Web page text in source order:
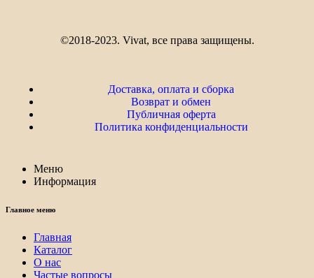
©2018-2023. Vivat, все права защищены.
Доставка, оплата и сборка
Возврат и обмен
Публичная оферта
Политика конфиденциальности
Меню
Информация
Главное меню
Главная
Каталог
О нас
Частые вопросы